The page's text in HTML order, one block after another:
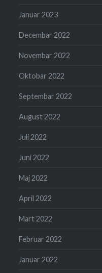
Januar 2023
Decembar 2022
Novembar 2022
Oktobar 2022
Septembar 2022
August 2022
Juli 2022
Juni 2022
Maj 2022
April 2022
Mart 2022
Februar 2022
Januar 2022